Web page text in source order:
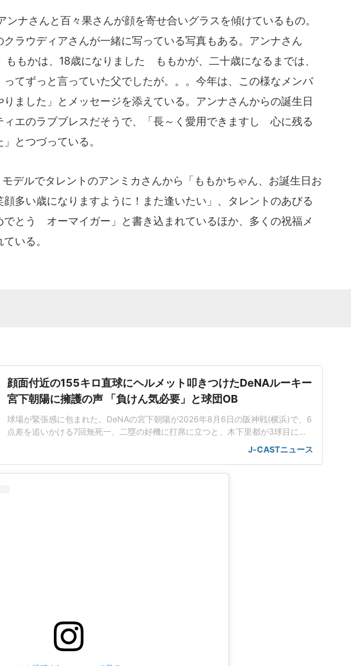
ンナさんと百々果さんが顔を寄せ合いグラスを傾けているもの。
クラウディアさんが一緒に写っている写真もある。アンナさん
もかは、18歳になりました ももかが、二十歳になるまでは、
てずっと言っていた父でしたが。。。今年は、この様なメンバ
ました」とメッセージを添えている。アンナさんからの誕生日
ィエのラブブレスだそうで、「長～く愛用できますし 心に残る
とつづっている。
デルでタレントのアンミカさんから「ももかちゃん、お誕生日お
多い歳になりますように！また逢いたい」、タレントのあびる
でとう オーマイガー」と書き込まれているほか、多くの祝福メ
いる。
顔面付近の155キロ直球にヘルメット叩きつけたDeNAルーキー
宮下朝陽に擁護の声 「負けん気必要」と球団OB
球場が緊張感に包まれた。DeNAの宮下朝陽が2026年8月6日の阪神戦(横浜)で、6
点差を追いかける7回無死一、二塁の好機に打席に立つと、木下里都が3球目に投
じた155キロ直球が顔面付近へ。もんどり打ってよけた宮下は怒りの表情を見せて
ヘルメットを叩きつけた。「熱くなってしまった部分があったのでしょう」前日5
J-CASTニュース